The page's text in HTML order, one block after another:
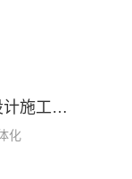
源头直供建材美学筑家别墅装修，设计施工一体化
化